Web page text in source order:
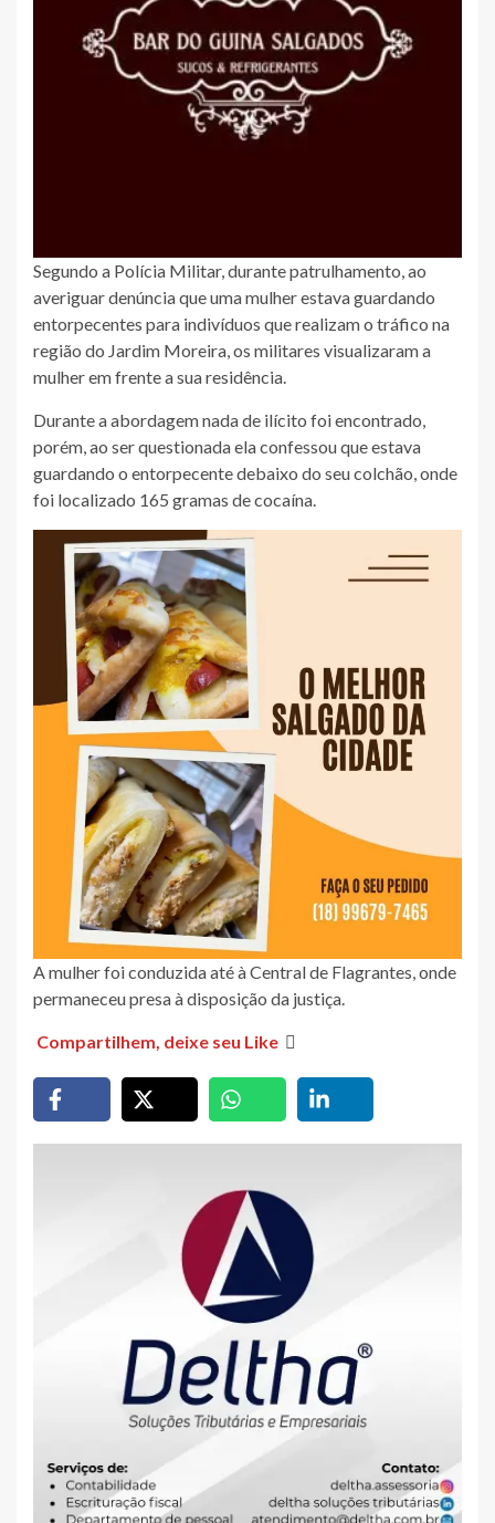
Segundo a Polícia Militar, durante patrulhamento, ao
averiguar denúncia que uma mulher estava guardando
entorpecentes para indivíduos que realizam o tráfico na
região do Jardim Moreira, os militares visualizaram a
mulher em frente a sua residência.
Durante a abordagem nada de ilícito foi encontrado,
porém, ao ser questionada ela confessou que estava
guardando o entorpecente debaixo do seu colchão, onde
foi localizado 165 gramas de cocaína.
A mulher foi conduzida até à Central de Flagrantes, onde
permaneceu presa à disposição da justiça.
Compartilhem, deixe seu Like 